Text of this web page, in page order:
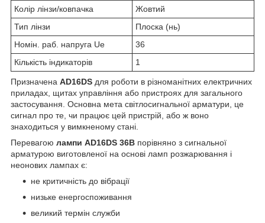
Колір лінзи/ковпачка
Жовтий
Тип лінзи
Плоска (нь)
Номін. раб. напруга Ue
36
Кількість індикаторів
1
Призначена AD16DS для роботи в різноманітних електричних
приладах, щитах управління або пристроях для загального
застосування. Основна мета світлосигнальної арматури, це
сигнал про те, чи працює цей пристрій, або ж воно
знаходиться у вимкненому стані.
Перевагою лампи AD16DS 36В порівняно з сигнальної
арматурою виготовленої на основі ламп розжарювання і
неонових лампах є:
не критичність до вібрації
низьке енергоспоживання
великий термін служби